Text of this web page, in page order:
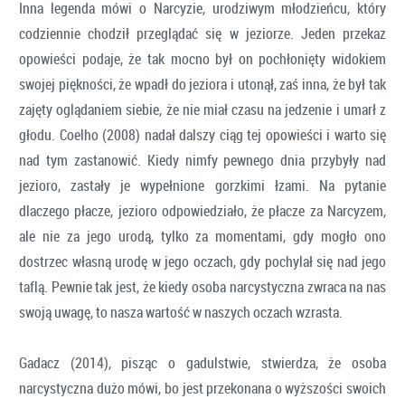
Inna legenda mówi o Narcyzie, urodziwym młodzieńcu, który
codziennie chodził przeglądać się w jeziorze. Jeden przekaz
opowieści podaje, że tak mocno był on pochłonięty widokiem
swojej piękności, że wpadł do jeziora i utonął, zaś inna, że był tak
zajęty oglądaniem siebie, że nie miał czasu na jedzenie i umarł z
głodu. Coelho (2008) nadał dalszy ciąg tej opowieści i warto się
nad tym zastanowić. Kiedy nimfy pewnego dnia przybyły nad
jezioro, zastały je wypełnione gorzkimi łzami. Na pytanie
dlaczego płacze, jezioro odpowiedziało, że płacze za Narcyzem,
ale nie za jego urodą, tylko za momentami, gdy mogło ono
dostrzec własną urodę w jego oczach, gdy pochylał się nad jego
taflą. Pewnie tak jest, że kiedy osoba narcystyczna zwraca na nas
swoją uwagę, to nasza wartość w naszych oczach wzrasta.
Gadacz (2014), pisząc o gadulstwie, stwierdza, że osoba
narcystyczna dużo mówi, bo jest przekonana o wyższości swoich